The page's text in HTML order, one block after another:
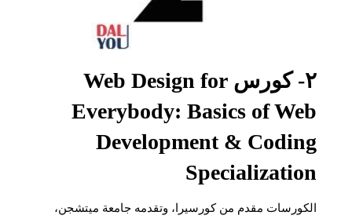
٢- كورس Web Design for
Everybody: Basics of Web
Development & Coding
Specialization
الكورسات مقدم من كورسيرا، وتقدمه جامعة ميتشجن،